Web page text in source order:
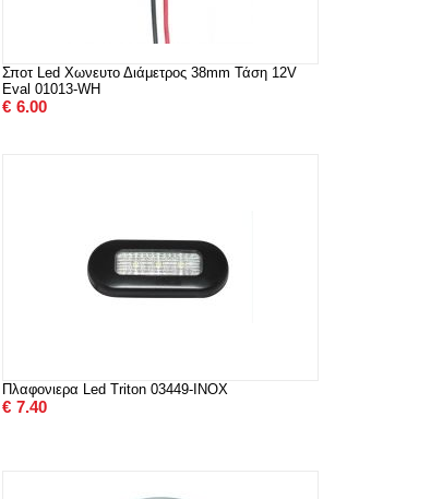
Σποτ Led Χωνευτο Διάμετρος 38mm Τάση 12V
Eval 01013-WH
€ 6.00
Πλαφονιερα Led Triton 03449-INOX
€ 7.40